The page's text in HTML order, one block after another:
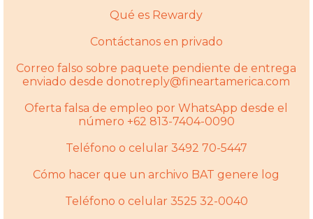
Qué es Rewardy
Contáctanos en privado
Correo falso sobre paquete pendiente de entrega
enviado desde donotreply@fineartamerica.com
Oferta falsa de empleo por WhatsApp desde el
número +62 813-7404-0090
Teléfono o celular 3492 70-5447
Cómo hacer que un archivo BAT genere log
Teléfono o celular 3525 32-0040